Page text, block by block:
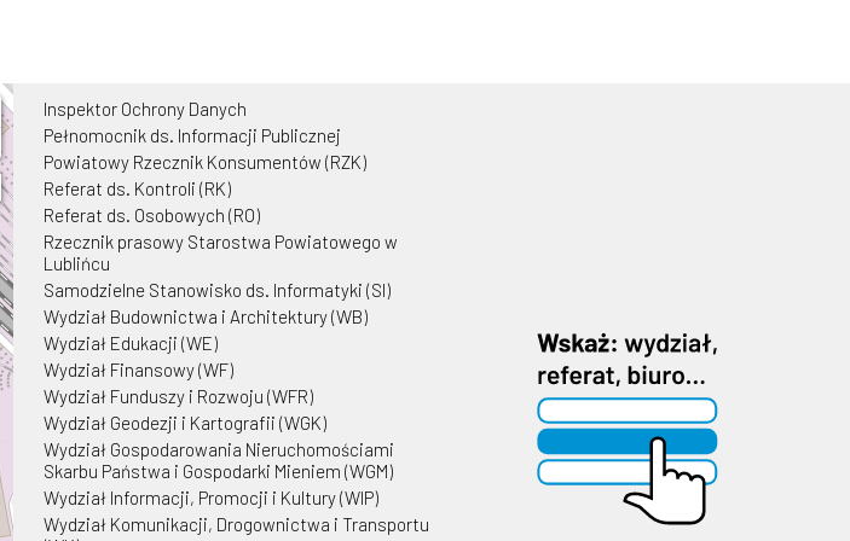
Inspektor Ochrony Danych
Pełnomocnik ds. Informacji Publicznej
Powiatowy Rzecznik Konsumentów (RZK)
Referat ds. Kontroli (RK)
Referat ds. Osobowych (RO)
Rzecznik prasowy Starostwa Powiatowego w
Lublińcu
Samodzielne Stanowisko ds. Informatyki (SI)
Wydział Budownictwa i Architektury (WB)
Wydział Edukacji (WE)
Wydział Finansowy (WF)
Wydział Funduszy i Rozwoju (WFR)
Wydział Geodezji i Kartografii (WGK)
Wydział Gospodarowania Nieruchomościami
Skarbu Państwa i Gospodarki Mieniem (WGM)
Wydział Informacji, Promocji i Kultury (WIP)
Wydział Komunikacji, Drogownictwa i Transportu